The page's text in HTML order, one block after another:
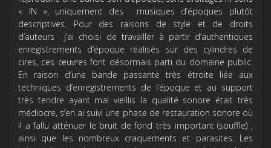
« IN », uniquement des musiques d’époques plutôt
descriptives. Pour des raisons de style et de droits
d’auteurs j’ai choisi de travailler à partir d’authentiques
enregistrements d’époque réalisés sur des cylindres de
cires, ces œuvres font désormais parti du domaine public.
En raison d’une bande passante très étroite liée aux
techniques d’enregistrements de l’époque et au support
très tendre ayant mal vieillis la qualité sonore était très
médiocre, s’en ai suivi une phase de restauration sonore où
il a fallu atténuer le bruit de fond très important (souffle) ,
ainsi que les nombreux craquements et parasites. Les